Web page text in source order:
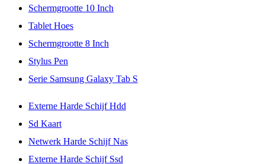
Schermgrootte 10 Inch
Tablet Hoes
Schermgrootte 8 Inch
Stylus Pen
Serie Samsung Galaxy Tab S
Externe Harde Schijf Hdd
Sd Kaart
Netwerk Harde Schijf Nas
Externe Harde Schijf Ssd